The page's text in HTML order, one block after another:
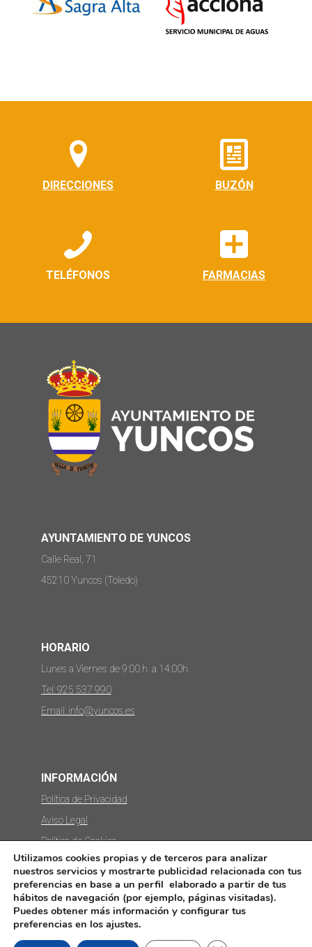
DIRECCIONES
TELÉFONOS
BUZÓN
FARMACIAS
AYUNTAMIENTO DE YUNCOS
Calle Real, 71
45210 Yuncos (Toledo)
HORARIO
Lunes a Viernes de 9:00 h. a 14:00h.
Tel: 925 537 990
Email: info@yuncos.es
INFORMACIÓN
Política de Privacidad
Aviso Legal
Política de Cookies
Protección de datos
© Copyright 2022 - Ayuntamiento de Yuncos
Utilizamos cookies propias y de terceros para analizar
nuestros servicios y mostrarte publicidad relacionada con tus
preferencias en base a un perfil elaborado a partir de tus
hábitos de navegación (por ejemplo, páginas visitadas).
Puedes obtener más información y configurar tus
preferencias en los ajustes.